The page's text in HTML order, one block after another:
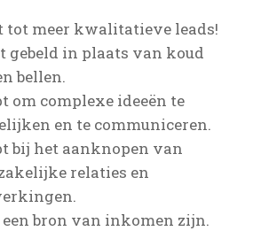
tot meer kwalitatieve leads!
gebeld in plaats van koud
bellen.
om complexe ideeën te
en te communiceren.
bij het aanknopen van
relaties en
bron van inkomen zijn.